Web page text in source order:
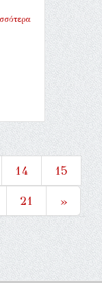
14
15
21 »